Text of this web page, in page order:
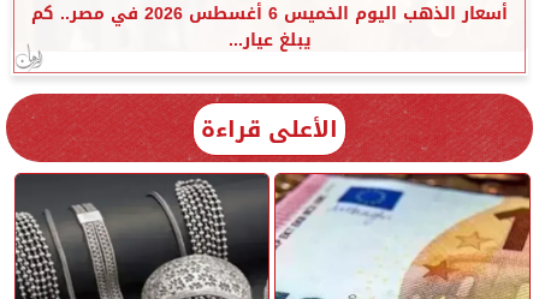
أسعار الذهب اليوم الخميس 6 أغسطس 2026 في مصر.. كم
يبلغ عيار...
الأعلى قراءة